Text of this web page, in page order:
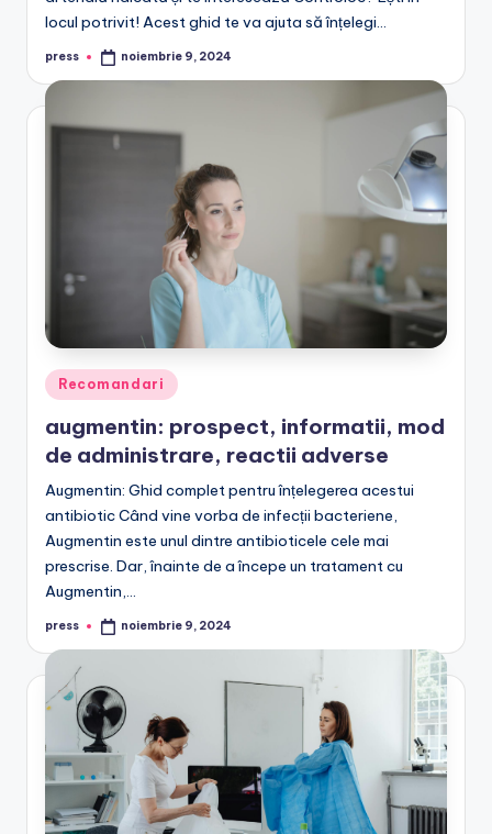
locul potrivit! Acest ghid te va ajuta să înțelegi…
Posted
press noiembrie 9, 2024
Posted
in
Recomandari
augmentin: prospect, informatii, mod
de administrare, reactii adverse
Augmentin: Ghid complet pentru înțelegerea acestui
antibiotic Când vine vorba de infecții bacteriene,
Augmentin este unul dintre antibioticele cele mai
prescrise. Dar, înainte de a începe un tratament cu
Augmentin,…
Posted
press noiembrie 9, 2024